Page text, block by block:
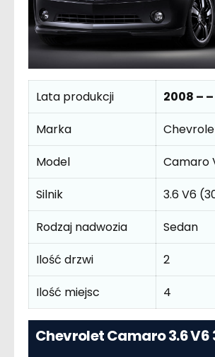
Lata produkcji
2008 – –
Marka
Model
Camaro
Silnik
3.6 V6
Rodzaj nadwozia
Sedan
Ilość drzwi
2
Ilość miejsc
4
Chevrolet Camaro 3.6 V6